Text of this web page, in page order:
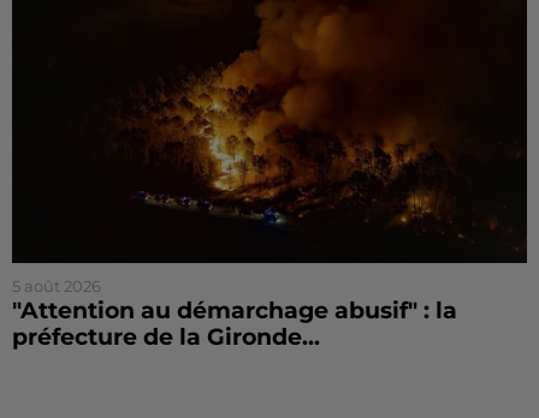
5 août 2026
"Attention au démarchage abusif" : la
préfecture de la Gironde...